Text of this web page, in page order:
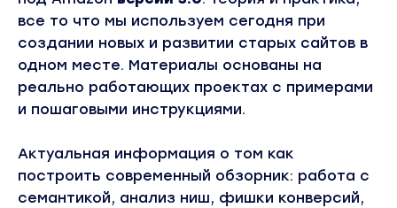
все то что мы используем сегодня при
создании новых и развитии старых сайтов в
одном месте. Материалы основаны на
реально работающих проектах с примерами
и пошаговыми инструкциями.
Актуальная информация о том как
построить современный обзорник: работа с
семантикой, анализ ниш, фишки конверсий,